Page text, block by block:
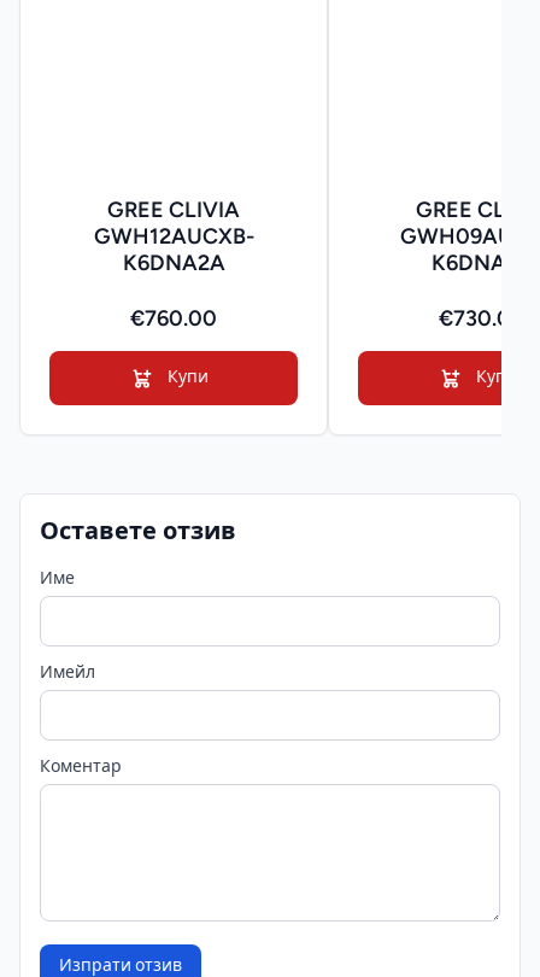
GREE CLIVIA
GWH12AUCXB-
K6DNA2A
€760.00
Купи
GREE
K6DNA2A
€730.00
Купи
Оставете отзив
Име
Имейл
Коментар
Изпрати отзив